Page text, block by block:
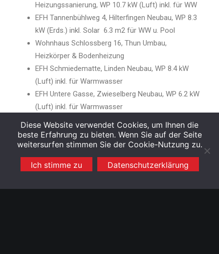
Heizungssanierung, WP 10.7 kW (Luft) inkl. für WW
EFH Tannenbühlweg 4, Hilterfingen Neubau, WP 8.3
kW (Erds.) inkl. Solar 6.3 m2 für WW u. Pool
Wohnhaus Schlossberg 16, Thun Umbau,
Heizkörper & Bodenheizung
EFH Schmiedematte, Linden Neubau, WP 8.4 kW
(Luft) inkl. für Warmwasser
EFH Untere Gasse, Zwieselberg Neubau, WP 6.2 kW
(Luft) inkl. für Warmwasser
20 kW & Umbau, Heizkörper
MFH Buchholzstrasse 62 Neubau, WP 20 kW (Luft)
inkl. für Warmwasser
Wohnhaus Dorfstrasse 11, Linden Um-/Neubau, WP
Diese Website verwendet Cookies, um Ihnen die
beste Erfahrung zu bieten. Wenn Sie auf der Seite
weitersurfen stimmen Sie der Cookie-Nutzung zu.
Ich stimme zu Datenschutzerklärung